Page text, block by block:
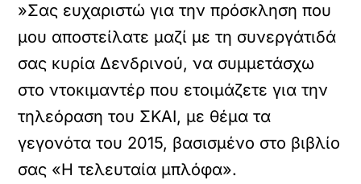
»Σας ευχαριστώ για την πρόσκληση που
μου αποστείλατε μαζί με τη συνεργάτιδά
σας κυρία Δενδρινού, να συμμετάσχω
στο ντοκιμαντέρ που ετοιμάζετε για την
τηλεόραση του ΣΚΑΙ, με θέμα τα
γεγονότα του 2015, βασισμένο στο βιβλίο
σας «Η τελευταία μπλόφα».